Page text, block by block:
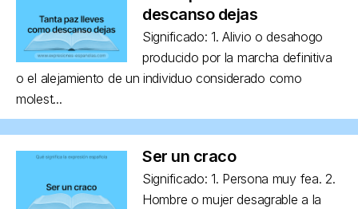
descanso dejas
Significado: 1. Alivio o desahogo
producido por la marcha definitiva
o el alejamiento de un individuo considerado como
molest...
Ser un craco
Significado: 1. Persona muy fea. 2.
Hombre o mujer desagrable a la